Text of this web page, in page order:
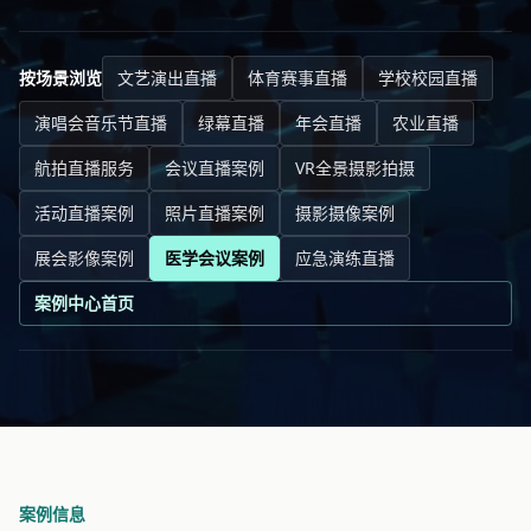
按场景浏览 文艺演出直播 体育赛事直播
学校校园直播
演唱会音乐节直播
绿幕直播 年会直播
农业直播
航拍直播服务
会议直播案例
VR全景摄影拍摄
活动直播案例
照片直播案例
摄影摄像案例
展会影像案例
医学会议案例
应急演练直播
案例中心首页
案例信息